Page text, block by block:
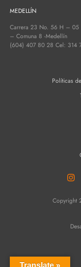
MEDELLÍN
Carrera 23 No. 56 H – 05
– Comuna 8 -Medellín
(604) 407 80 28 Cel: 314
Políticas
Copyright
Translate »